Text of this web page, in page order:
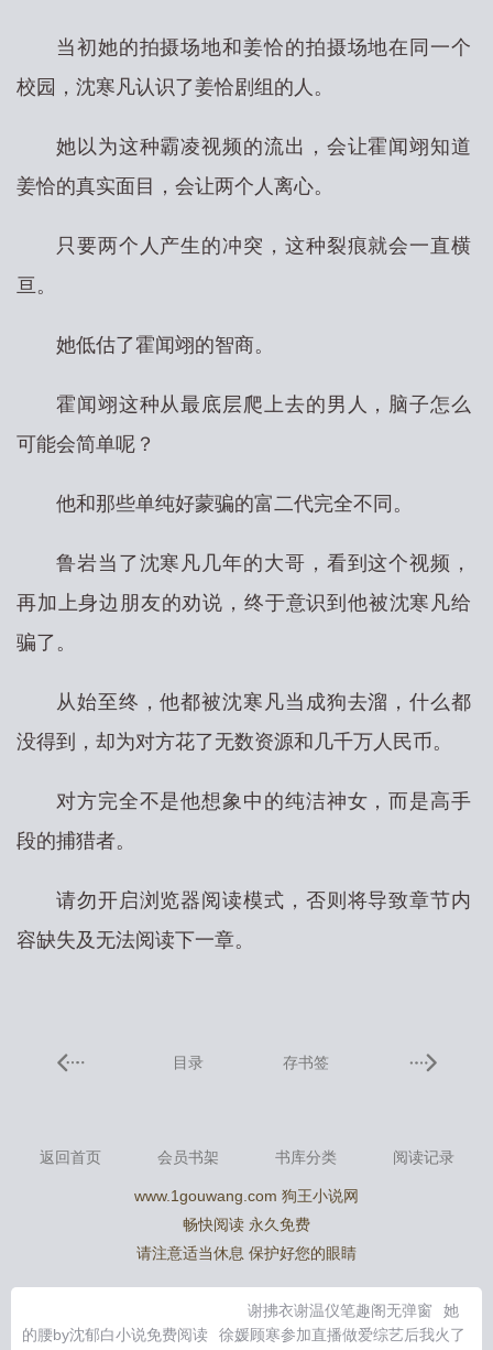
当初她的拍摄场地和姜恰的拍摄场地在同一个
校园，沈寒凡认识了姜恰剧组的人。
她以为这种霸凌视频的流出，会让霍闻翊知道
姜恰的真实面目，会让两个人离心。
只要两个人产生的冲突，这种裂痕就会一直横
亘。
她低估了霍闻翊的智商。
霍闻翊这种从最底层爬上去的男人，脑子怎么
可能会简单呢？
他和那些单纯好蒙骗的富二代完全不同。
鲁岩当了沈寒凡几年的大哥，看到这个视频，
再加上身边朋友的劝说，终于意识到他被沈寒凡给
骗了。
从始至终，他都被沈寒凡当成狗去溜，什么都
没得到，却为对方花了无数资源和几千万人民币。
对方完全不是他想象中的纯洁神女，而是高手
段的捕猎者。
请勿开启浏览器阅读模式，否则将导致章节内
容缺失及无法阅读下一章。
目录 存书签
返回首页 会员书架 书库分类 阅读记录
www.1gouwang.com 狗王小说网
畅快阅读 永久免费
请注意适当休息 保护好您的眼睛
谢拂衣谢温仪笔趣阁无弹窗
她
的腰by沈郁白小说免费阅读
徐媛顾寒参加直播做爱综艺后我火了